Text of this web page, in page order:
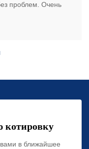
проблем. Очень
котировку
в ближайшее